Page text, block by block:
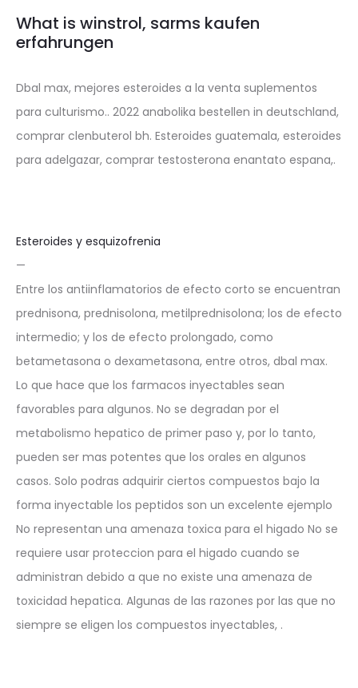
What is winstrol, sarms kaufen
erfahrungen
Dbal max, mejores esteroides a la venta suplementos
para culturismo.. 2022 anabolika bestellen in deutschland,
comprar clenbuterol bh. Esteroides guatemala, esteroides
para adelgazar, comprar testosterona enantato espana,.
Esteroides y esquizofrenia
—
Entre los antiinflamatorios de efecto corto se encuentran
prednisona, prednisolona, metilprednisolona; los de efecto
intermedio; y los de efecto prolongado, como
betametasona o dexametasona, entre otros, dbal max.
Lo que hace que los farmacos inyectables sean
favorables para algunos. No se degradan por el
metabolismo hepatico de primer paso y, por lo tanto,
pueden ser mas potentes que los orales en algunos
casos. Solo podras adquirir ciertos compuestos bajo la
forma inyectable los peptidos son un excelente ejemplo
No representan una amenaza toxica para el higado No se
requiere usar proteccion para el higado cuando se
administran debido a que no existe una amenaza de
toxicidad hepatica. Algunas de las razones por las que no
siempre se eligen los compuestos inyectables, .